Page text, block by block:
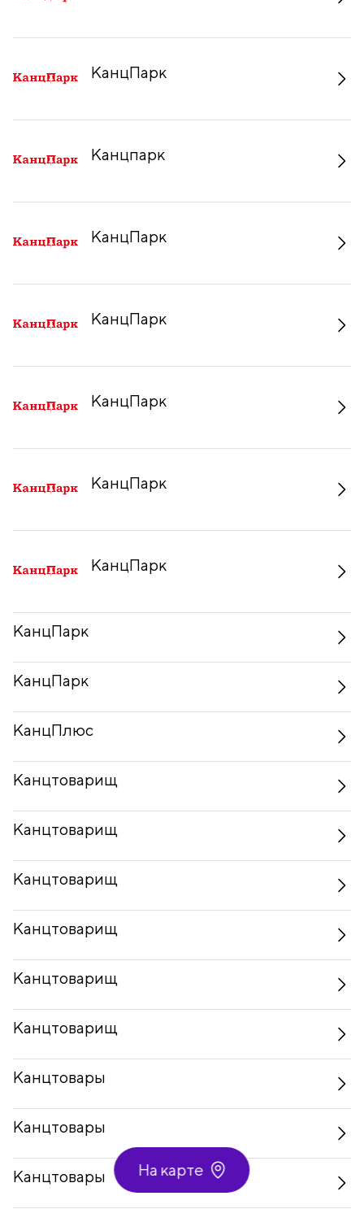
На карте
КанцПарк
Канцпарк
КанцПарк
КанцПарк
КанцПарк
КанцПарк
КанцПарк
КанцПарк
КанцПарк
КанцПлюс
Канцтоварищ
Канцтоварищ
Канцтоварищ
Канцтоварищ
Канцтоварищ
Канцтоварищ
Канцтовары
Канцтовары
Канцтовары